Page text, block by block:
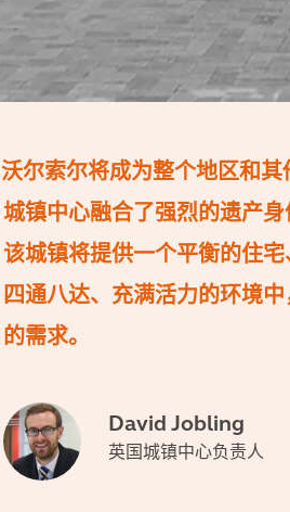
沃尔索尔将成为整个地区和
城镇中心融合了强烈的遗产
该城镇将提供一个平衡的住
四通八达、充满活力的环境
的需求。
David Jobling
英国城镇中心负责人